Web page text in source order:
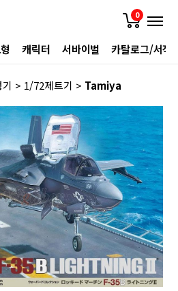
0
캐릭터 서바이벌 카탈로그/서적
> 1/72제트기 > Tamiya